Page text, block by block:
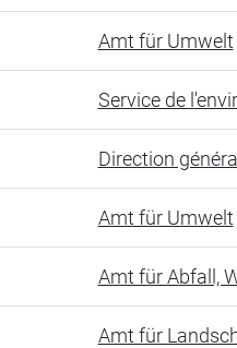
Amt für Umwelt
Service de
Direction
Amt für Umwelt
Amt für Abfall,
Amt für